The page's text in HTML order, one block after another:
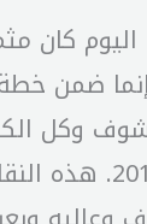
كان
إنما ضمن
وكل
والأهم تفادي أزمة